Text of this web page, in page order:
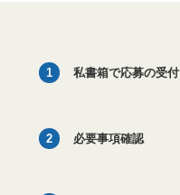
1 私書箱で応募の受付
2 必要事項確認